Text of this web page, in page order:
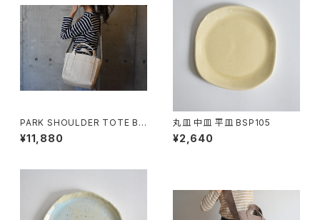
PARK SHOULDER TOTE BA
G (キナリ)
¥11,880
丸皿 中皿 平皿 BSP105
¥2,640